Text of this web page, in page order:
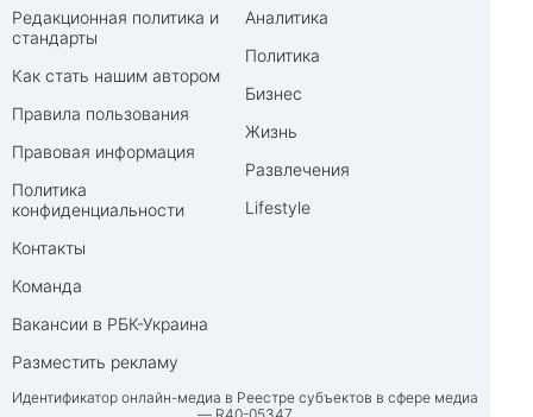
Редакционная политика и
стандарты
Как стать нашим автором
Правила пользования
Правовая информация
Политика
конфиденциальности
Контакты
Команда
Вакансии в РБК-Украина
Разместить рекламу
Аналитика
Политика
Бизнес
Жизнь
Развлечения
Lifestyle
Идентификатор онлайн-медиа в Реестре субъектов в сфере медиа